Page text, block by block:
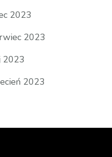
2023
2023
2023
2023